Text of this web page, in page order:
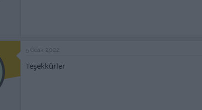
5 Ocak 2022
Teşekkürler